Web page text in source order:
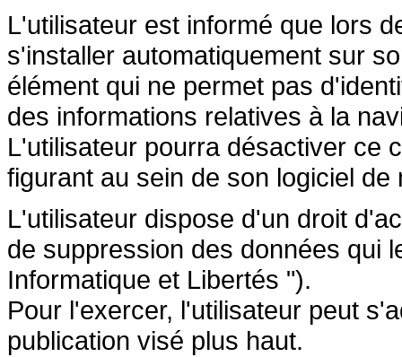
L'utilisateur est informé que lors
s'installer automatiquement sur
élément qui ne permet pas
des informations relatives à la
L'utilisateur pourra désactiver ce
figurant au sein de son logiciel de
L'utilisateur dispose d'un droit
de suppression des données qui
Informatique et Libertés ").
Pour l'exercer, l'utilisateur peut
publication visé plus haut.